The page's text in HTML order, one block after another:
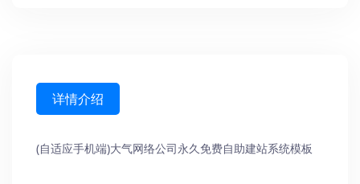
详情介绍
(自适应手机端)大气网络公司永久免费自助建站系统模板